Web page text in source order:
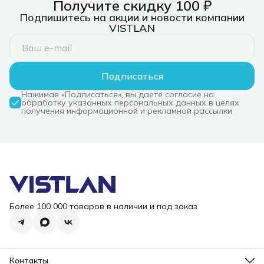
Получите скидку 100 ₽
Подпишитесь на акции и новости компании
VISTLAN
Подписаться
Нажимая «Подписаться», вы даете согласие на
обработку указанных персональных данных в целях
получения информационной и рекламной рассылки
Более 100 000 товаров в наличии и под заказ
Контакты